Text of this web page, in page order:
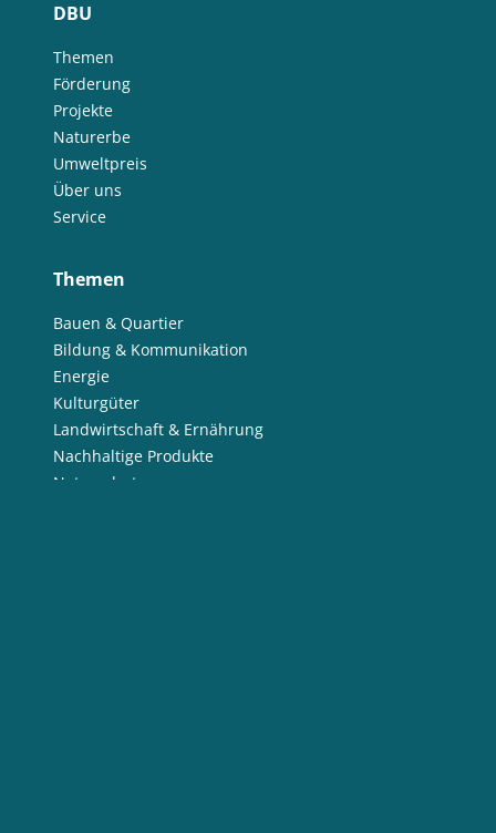
DBU
Themen
Förderung
Projekte
Naturerbe
Umweltpreis
Über uns
Service
Themen
Bauen & Quartier
Bildung & Kommunikation
Energie
Kulturgüter
Landwirtschaft & Ernährung
Nachhaltige Produkte
Naturschutz